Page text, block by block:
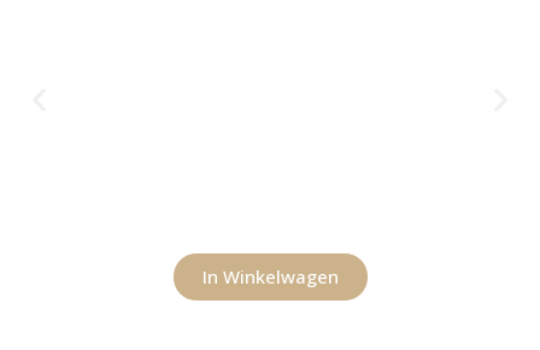
In Winkelwagen